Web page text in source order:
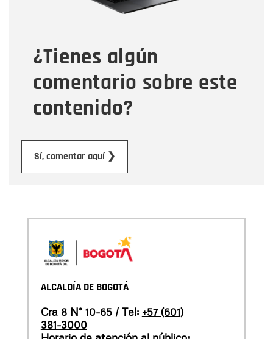
¿Tienes algún
comentario sobre este
contenido?
Sí, comentar aquí ❯
Tipo de comentario
Mensaje
ALCALDÍA DE BOGOTÁ
Cra 8 N° 10-65 / Tel: +57 (601)
381-3000